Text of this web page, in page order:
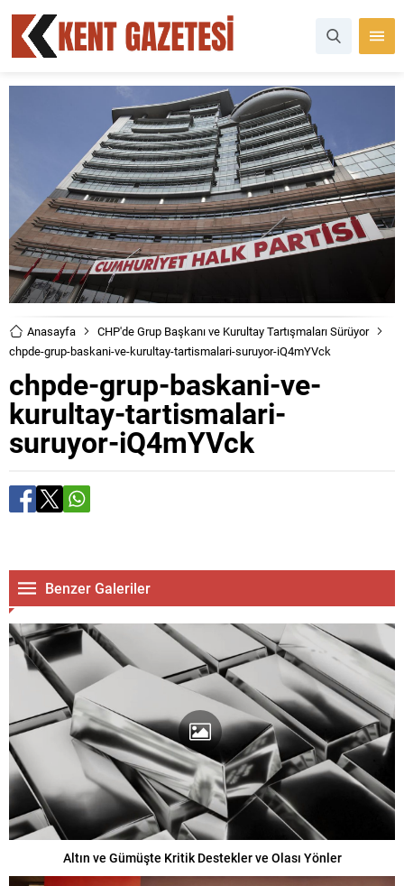
Anasayfa
CHP'de Grup Başkanı ve Kurultay Tartışmaları Sürüyor
chpde-grup-baskani-ve-kurultay-tartismalari-suruyor-iQ4mYVck
chpde-grup-baskani-ve-
kurultay-tartismalari-
suruyor-iQ4mYVck
Benzer Galeriler
Altın ve Gümüşte Kritik Destekler ve Olası Yönler